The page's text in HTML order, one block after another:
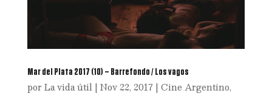
Mar del Plata 2017 (10) – Barrefondo / Los vagos
por La vida útil| Nov 22, 2017| Cine Argentino,